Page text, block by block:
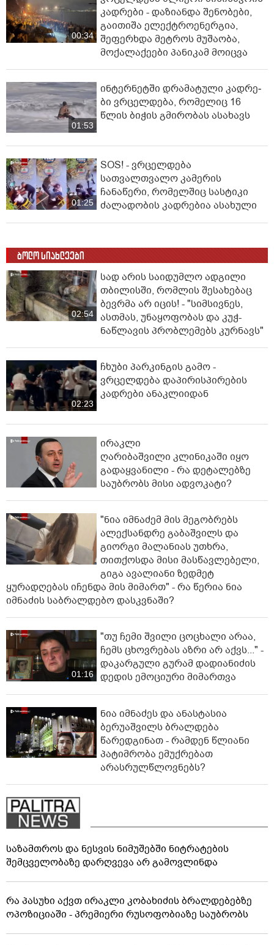
00:34
კადრები - დაზიანდა შენობები,
გაითიშა ელექტროენერგია,
შეფერხდა მეტროს მუშაობა,
მოქალაქეები პანიკამ მოიცვა
01:53
ინ­ტერ­ნეტ­ში დრა­მა­ტუ­ლი კად­რე­
ბი ვრცელდება, რომელიც 16
წლის ბიჭის გმირობას ასახავს
01:25
SOS! - ვრცელდება
სათვალთვალო კამერის
ჩანაწერი, რომელშიც სასტიკი
ძალადობის კადრებია ასახული
ბოლო სიახლეები
02:54
სად არის საიდუმლო ადგილი
თბილისში, რომლის შესახებაც
ბევრმა არ იცის! - "სიმსივნეს,
ასთმას, უნაყოფობას და კუჭ-
ნაწლავის პრობლემებს კურნავს"
02:23
ჩხუბი პარკინგის გამო -
ვრცელდება დაპირისპირების
კადრები ანაკლიიდან
ირაკლი
ღარიბაშვილი კლინიკაში იყო
გადაყვანილი - რა დეტალებზე
საუბრობს მისი ადვოკატი?
"ნია იმნაძემ მის მეგობრებს
ალექსანდრე გაბაშვილს და
გიორგი მალანიას უთხრა,
თითქოსდა მისი მასწავლებელი,
გიგა ავალიანი ზედმეტ
ყურადღებას იჩენდა მის მიმართ" - რა წერია ნია
იმნაძის საბრალდებო დასკვნაში?
01:16
"თუ ჩემი შვილი ცოცხალი არაა,
ჩემს ცხოვრებას აზრი არ აქვს..." -
დაკარგული გურამ დადიანიძის
დედის ემოციური მიმართვა
ნია იმნაძეს და ანასტასია
ბერუაშვილს ბრალდება
წარედგინათ - რამდენ წლიანი
პატიმრობა ემუქრებათ
არასრულწლოვნებს?
საზამთროს და ნესვის ნიმუშებში ნიტრატების
შემცველობაზე დარღვევა არ გამოვლინდა
რა პასუხი აქვთ ირაკლი კობახიძის ბრალდებებზე
ოპოზიციაში - პრემიერი რუსოფობიაზე საუბრობს